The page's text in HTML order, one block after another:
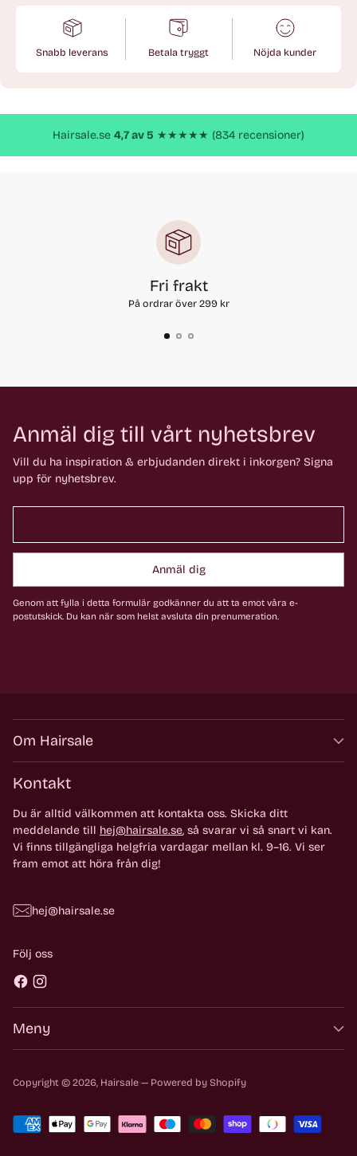
Snabb leverans Betala tryggt Nöjda kunder
produkt
Hairsale.se 4,7 av 5 ★★★★★ (834 recensioner)
Fri frakt
På ordrar över 299 kr
Anmäl dig till vårt nyhetsbrev
Vill du ha inspiration & erbjudanden direkt i inkorgen? Signa
upp för nyhetsbrev.
Anmäl dig
Genom att fylla i detta formulär godkänner du att ta emot våra e-
postutskick. Du kan när som helst avsluta din prenumeration.
Om Hairsale
Kontakt
Du är alltid välkommen att kontakta oss. Skicka ditt
meddelande till hej@hairsale.se, så svarar vi så snart vi kan.
Vi finns tillgängliga helgfria vardagar mellan kl. 9–16. Vi ser
fram emot att höra från dig!
hej@hairsale.se
Följ oss
Meny
Copyright © 2026, Hairsale — Powered by Shopify